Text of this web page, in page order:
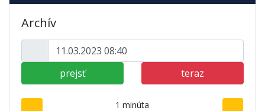
Archív
prejsť teraz
1 minúta